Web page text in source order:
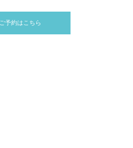
ご予約はこちら